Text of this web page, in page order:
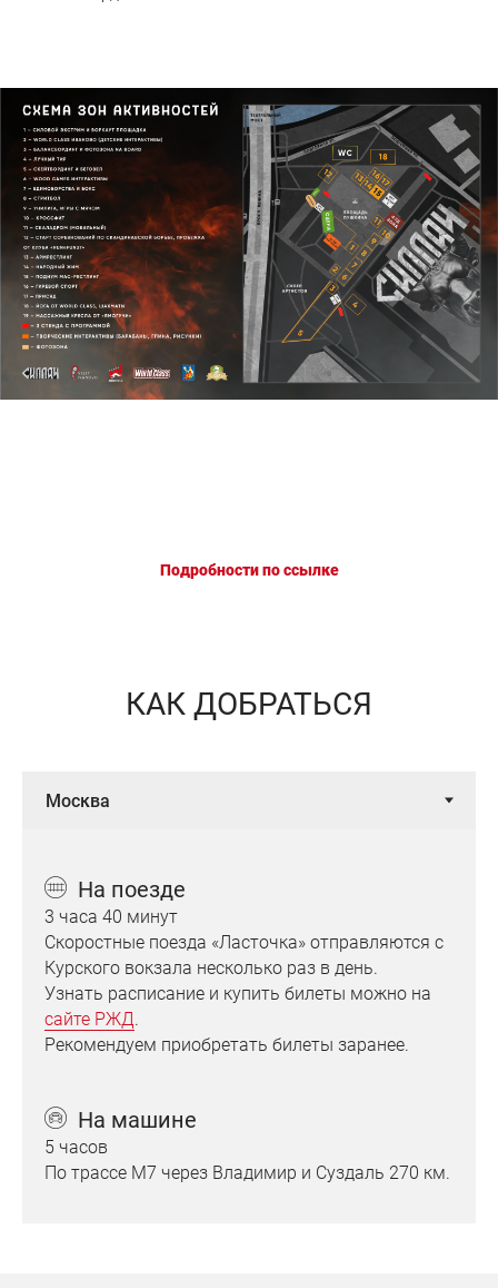
Подробности по ссылке
КАК ДОБРАТЬСЯ
❷ На поезде
3 часа 40 минут
Скоростные поезда «Ласточка» отправляются с
Курского вокзала несколько раз в день.
Узнать расписание и купить билеты можно на
сайте РЖД.
Рекомендуем приобретать билеты заранее.
❹ На машине
5 часов
По трассе М7 через Владимир и Суздаль 270 км.